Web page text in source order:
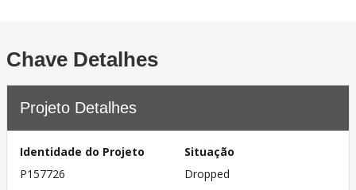
Chave Detalhes
Projeto Detalhes
Identidade do Projeto
P157726
Situação
Dropped